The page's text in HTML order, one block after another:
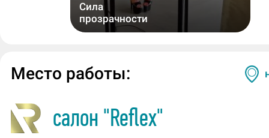
Сила
прозрачности
Место работы:
салон "Reflex"